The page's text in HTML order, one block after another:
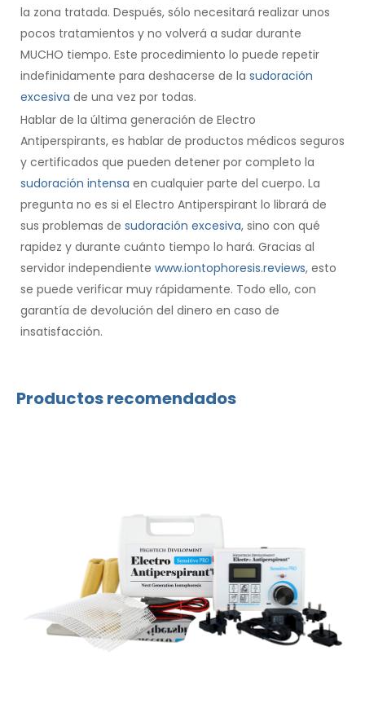
la zona tratada. Después, sólo necesitará realizar unos
pocos tratamientos y no volverá a sudar durante
MUCHO tiempo. Este procedimiento lo puede repetir
indefinidamente para deshacerse de la sudoración
excesiva de una vez por todas.
Hablar de la última generación de Electro
Antiperspirants, es hablar de productos médicos seguros
y certificados que pueden detener por completo la
sudoración intensa en cualquier parte del cuerpo. La
pregunta no es si el Electro Antiperspirant lo librará de
sus problemas de sudoración excesiva, sino con qué
rapidez y durante cuánto tiempo lo hará. Gracias al
servidor independiente www.iontophoresis.reviews, esto
se puede verificar muy rápidamente. Todo ello, con
garantía de devolución del dinero en caso de
insatisfacción.
Productos recomendados